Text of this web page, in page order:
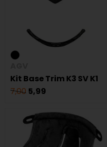
Kit Base Trim K3 SV K1
7,00 5,99